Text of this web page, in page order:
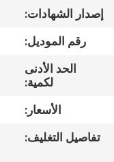
جولة
مراقبة
الجودة
إصدار الشهادات:
رقم الموديل:
الحد الأدنى
لكمية:
الأسعار:
تفاصيل التغليف: